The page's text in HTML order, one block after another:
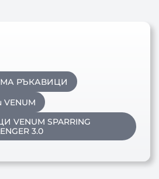
РЪКАВИЦИ
SPARRING
3.0